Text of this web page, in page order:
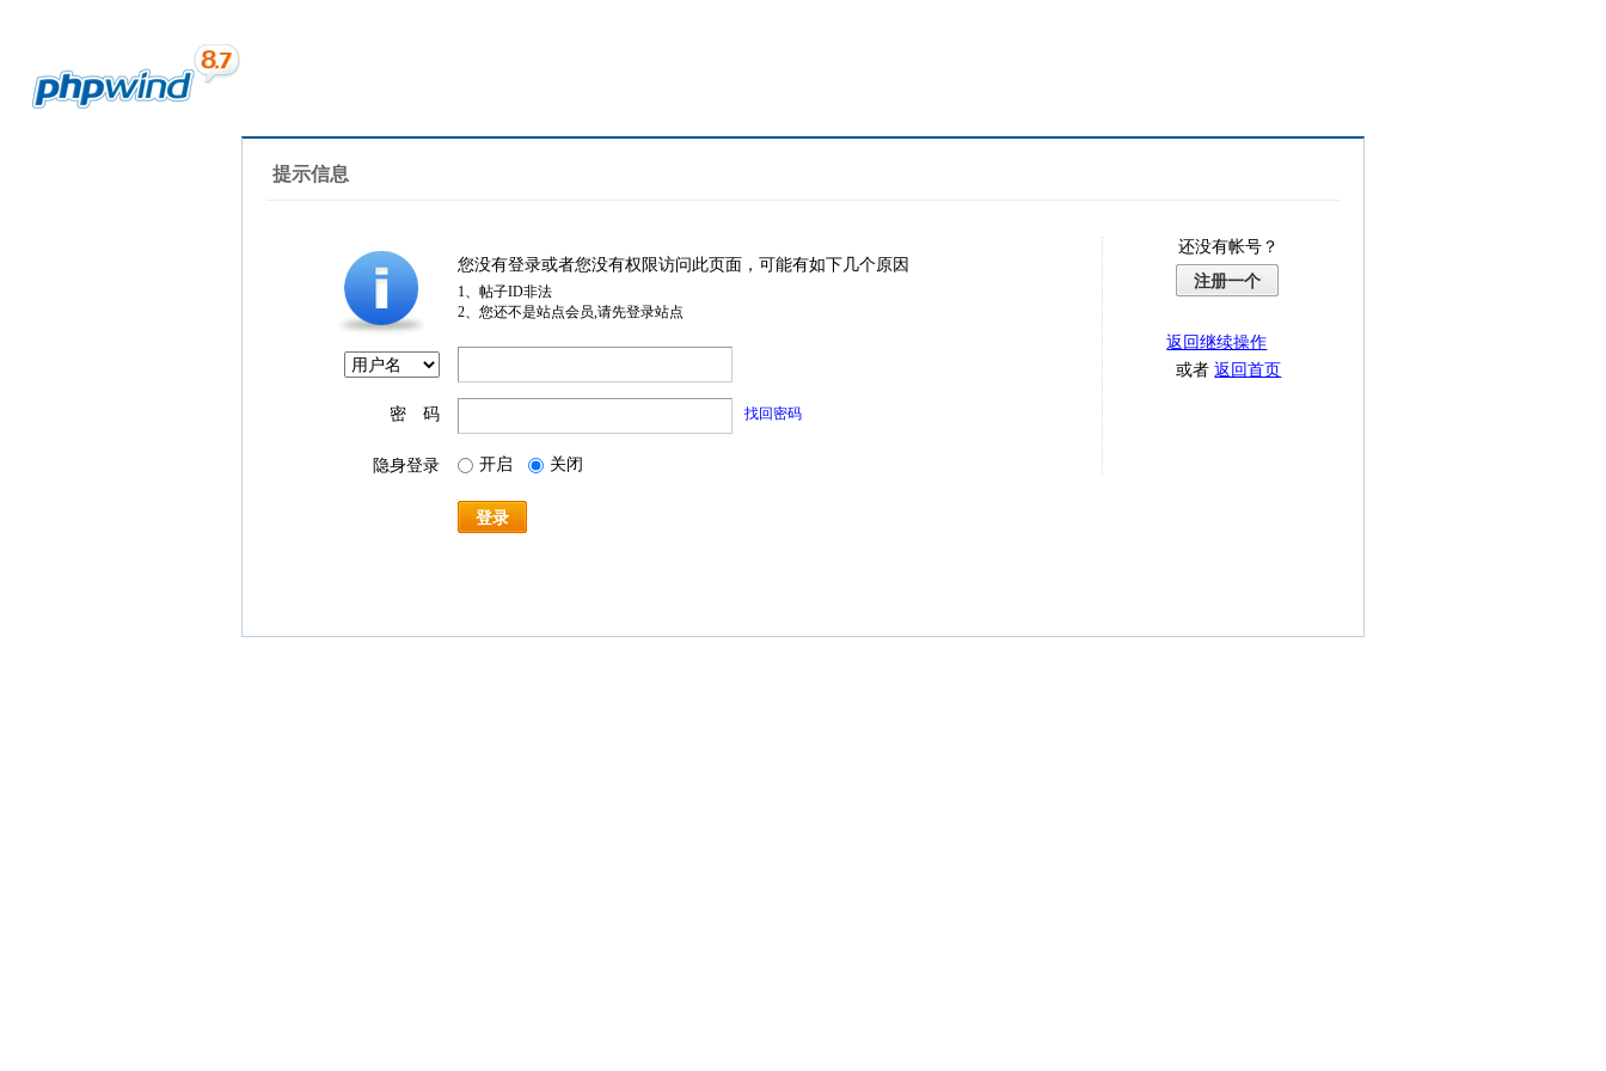
提示信息
您没有登录或者您没有权限访问此页面，可能有如下几个原因
1、帖子ID非法
2、您还不是站点会员,请先登录站点
密 码 找回密码
隐身登录 开启 关闭
登录
还没有帐号？
注册一个
返回继续操作
或者返回首页